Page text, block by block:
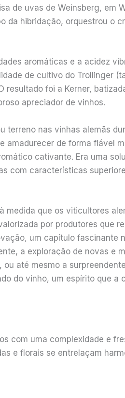
de uvas de Weinsberg, em
da hibridação, orquestrou o
aromáticas e a acidez
de cultivo do Trollinger
foi a Kerner,
apreciador de vinhos.
terreno nas vinhas alemãs
amadurecer de forma fiável
cativante. Era uma
com características
medida que os viticultores
por produtores que
um capítulo fascinante
a exploração de novas e
ou até mesmo a surpreendente
do vinho, um espírito que a
com uma complexidade e
e florais se entrelaçam